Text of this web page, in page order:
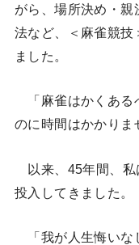
がら、場所決め・
法など、＜麻雀競技
ました。
「麻雀はかくある
のに時間はかかりま
以来、45年間、私
投入してきました。
「我が人生悔いな